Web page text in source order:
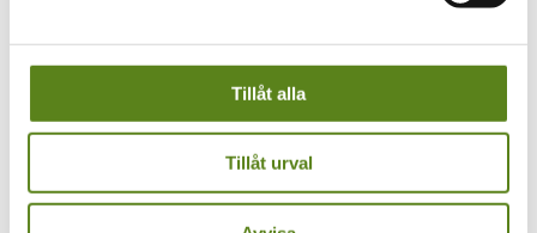
Tillåt alla
Tillåt urval
Kontakt
Ber inte om det